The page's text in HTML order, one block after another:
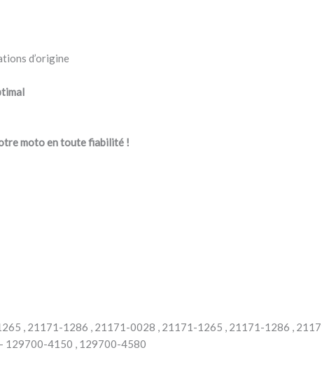
d’origine
moto en toute fiabilité !
, 21171-1286 , 21171-0028 , 21171-1265 , 21171-1286 ,
129700-4150 , 129700-4580